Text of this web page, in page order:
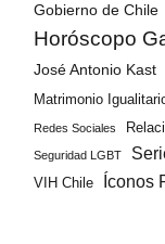
Gobierno de Chile
Horóscopo
José Antonio Kast
Matrimonio
Redes Sociales
Seguridad LGBT
VIH Chile
Íconos